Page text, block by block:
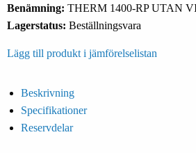
Benämning: THERM 1400-RP UTAN
Lagerstatus: Beställningsvara
Lägg till produkt i jämförelselistan
Beskrivning
Specifikationer
Reservdelar